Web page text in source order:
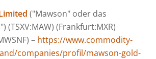
("Mawson" oder das
(TSXV:MAW) (Frankfurt:MXR)
– https://www.commodity-
companies/profil/mawson-gold-